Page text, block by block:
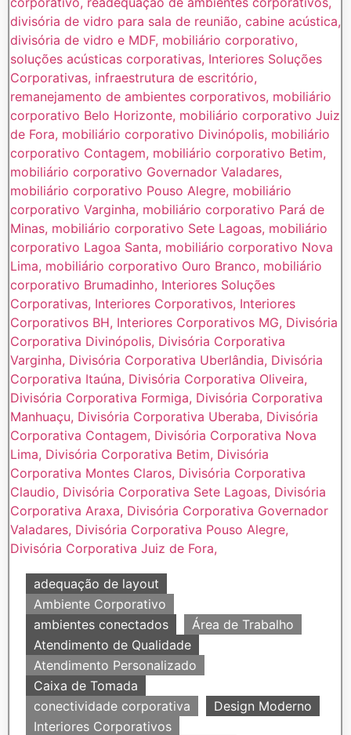
adequação de layout
Ambiente Corporativo
ambientes conectados
Área de Trabalho
Atendimento de Qualidade
Atendimento Personalizado
Caixa de Tomada
conectividade corporativa
Design Moderno
Interiores Corporativos